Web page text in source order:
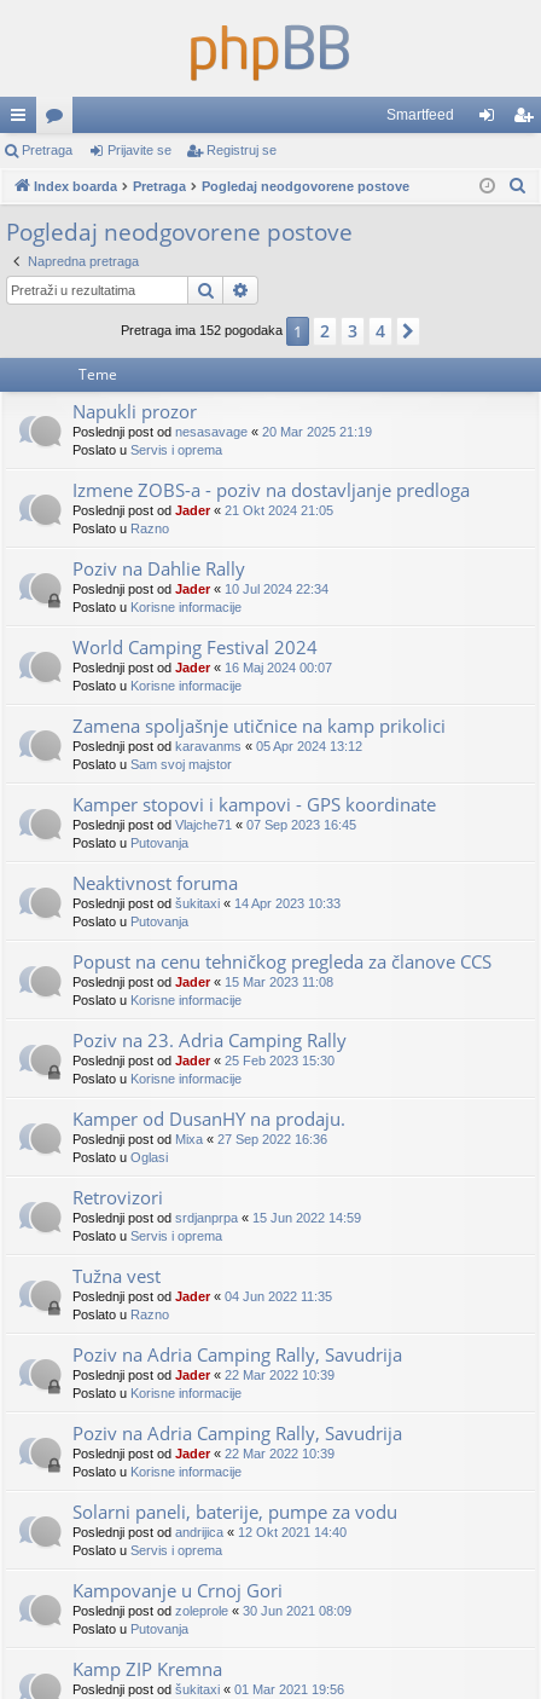
rzi
lin
ko
vi
or
u
mi
Smartfeed
av ist
Pretraga Prijavite se Registruj se
Index boarda Pretraga Pogledaj neodgovorene postove
Pogledaj neodgovorene postove
Napredna pretraga
Pretraga
Pretraga ima 152 pogodaka 1 2 3 4
Teme
Napukli prozor
Poslednji post od nesasavage « 20 Mar 2025 21:19
Poslato u Servis i oprema
Izmene ZOBS-a - poziv na dostavljanje predloga
Poslednji post od Jader« 21 Okt 2024 21:05
Poslato u Razno
Poziv na Dahlie Rally
Poslednji post od Jader« 10 Jul 2024 22:34
Poslato u Korisne informacije
World Camping Festival 2024
Poslednji post od Jader« 16 Maj 2024 00:07
Poslato u Korisne informacije
Zamena spoljašnje utičnice na kamp prikolici
Poslednji post od karavanms « 05 Apr 2024 13:12
Poslato u Sam svoj majstor
Kamper stopovi i kampovi - GPS koordinate
Poslednji post od Vlajche71 « 07 Sep 2023 16:45
Poslato u Putovanja
Neaktivnost foruma
Poslednji post od šukitaxi « 14 Apr 2023 10:33
Poslato u Putovanja
Popust na cenu tehničkog pregleda za članove CCS
Poslednji post od Jader« 15 Mar 2023 11:08
Poslato u Korisne informacije
Poziv na 23. Adria Camping Rally
Poslednji post od Jader« 25 Feb 2023 15:30
Poslato u Korisne informacije
Kamper od DusanHY na prodaju.
Poslednji post od Mixa « 27 Sep 2022 16:36
Poslato u Oglasi
Retrovizori
Poslednji post od srdjanprpa « 15 Jun 2022 14:59
Poslato u Servis i oprema
Tužna vest
Poslednji post od Jader« 04 Jun 2022 11:35
Poslato u Razno
Poziv na Adria Camping Rally, Savudrija
Poslednji post od Jader« 22 Mar 2022 10:39
Poslato u Korisne informacije
Poziv na Adria Camping Rally, Savudrija
Poslednji post od Jader« 22 Mar 2022 10:39
Poslato u Korisne informacije
Solarni paneli, baterije, pumpe za vodu
Poslednji post od andrijica « 12 Okt 2021 14:40
Poslato u Servis i oprema
Kampovanje u Crnoj Gori
Poslednji post od zoleprole « 30 Jun 2021 08:09
Poslato u Putovanja
Kamp ZIP Kremna
Poslednji post od šukitaxi « 01 Mar 2021 19:56